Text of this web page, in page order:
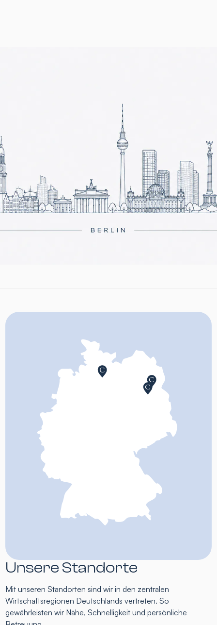
Unsere Standorte
Mit unseren Standorten sind wir in den zentralen
Wirtschaftsregionen Deutschlands vertreten. So
gewährleisten wir Nähe, Schnelligkeit und persönliche